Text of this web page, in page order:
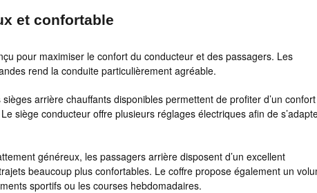
et confortable
pour maximiser le confort du conducteur et des passagers. Les
rend la conduite particulièrement agréable.
arrière chauffants disponibles permettent de profiter d’un confort
siège conducteur offre plusieurs réglages électriques afin de
généreux, les passagers arrière disposent d’un excellent
beaucoup plus confortables. Le coffre propose également un
sportifs ou les courses hebdomadaires.